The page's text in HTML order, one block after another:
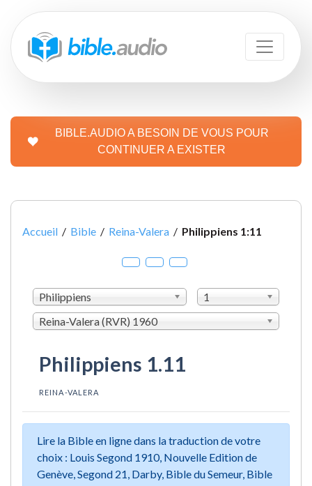
BIBLE.AUDIO A BESOIN DE VOUS POUR
CONTINUER A EXISTER
Accueil / Bible / Reina-Valera / Philippiens 1:11
Philippiens
1
Reina-Valera (RVR) 1960
Philippiens 1.11
REINA-VALERA
Lire la Bible en ligne dans la traduction de votre
choix : Louis Segond 1910, Nouvelle Edition de
Genève, Segond 21, Darby, Bible du Semeur, Bible